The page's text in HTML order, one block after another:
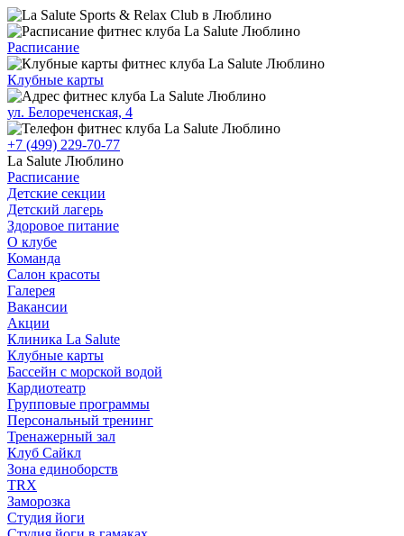
Расписание
Клубные карты
ул. Белореченская, 4
+7 (499) 229-70-77
La Salute Люблино
Расписание
Детские секции
Детский лагерь
Здоровое питание
О клубе
Команда
Салон красоты
Галерея
Вакансии
Акции
Клиника La Salute
Клубные карты
Бассейн с морской водой
Кардиотеатр
Групповые программы
Персональный тренинг
Тренажерный зал
Клуб Сайкл
Зона единоборств
TRX
Заморозка
Студия йоги